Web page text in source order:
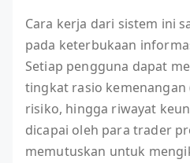
Cara kerja dari sistem ini
pada keterbukaan
Setiap pengguna dapat
tingkat rasio kemenangan
risiko, hingga riwayat
dicapai oleh para trader
memutuskan untuk